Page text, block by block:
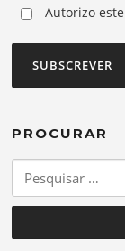
Autorizo
PROCURAR